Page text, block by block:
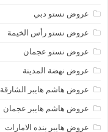
عروض نستو دبي
عروض نستو رأس الخيمة
عروض نستو عجمان
عروض نهضة المدينة
عروض هاشم هايبر الشارقة
عروض هاشم هايبر عجمان
عروض هايبر بنده الامارات